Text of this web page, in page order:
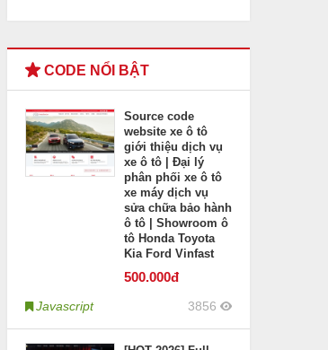
CODE NỔI BẬT
Source code
website xe ô tô
giới thiệu dịch vụ
xe ô tô | Đại lý
phân phối xe ô tô
xe máy dịch vụ
sửa chữa bảo hành
ô tô | Showroom ô
tô Honda Toyota
Kia Ford Vinfast
500.000đ
Javascript 3856